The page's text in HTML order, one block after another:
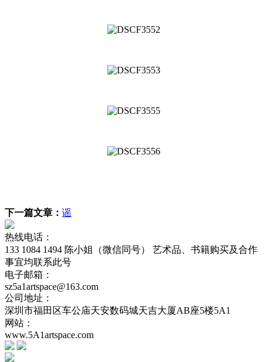
下一篇文章： 谣
热线电话：
133 1084 1494 陈小姐（微信同号） 艺术品、书籍购买及合作
事宜均联系此号
电子邮箱：
sz5a1artspace@163.com
公司地址：
深圳市福田区车公庙天安数码城天吉大厦AB座5楼5A1
网站：
www.5A1artspace.com